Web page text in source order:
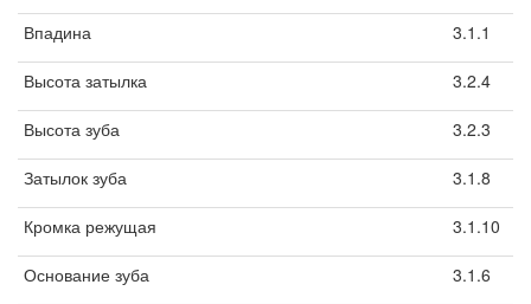
Впадина 3.1.1
Высота затылка 3.2.4
Высота зуба 3.2.3
Затылок зуба 3.1.8
Кромка режущая 3.1.10
Основание зуба 3.1.6